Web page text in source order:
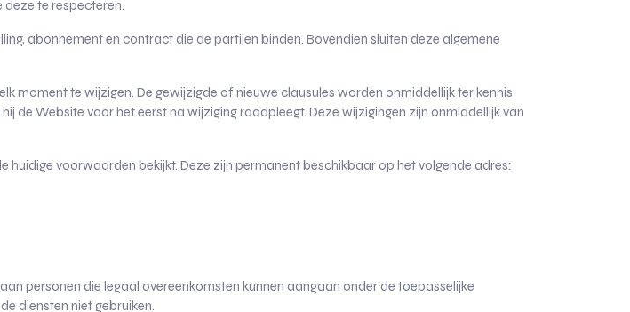
te respecteren.
abonnement en contract die de partijen binden. Bovendien sluiten deze algemene
moment te wijzigen. De gewijzigde of nieuwe clausules worden onmiddellijk ter kennis
de Website voor het eerst na wijziging raadpleegt. Deze wijzigingen zijn onmiddellijk van
voorwaarden bekijkt. Deze zijn permanent beschikbaar op het volgende adres:
personen die legaal overeenkomsten kunnen aangaan onder de toepasselijke
diensten niet gebruiken.